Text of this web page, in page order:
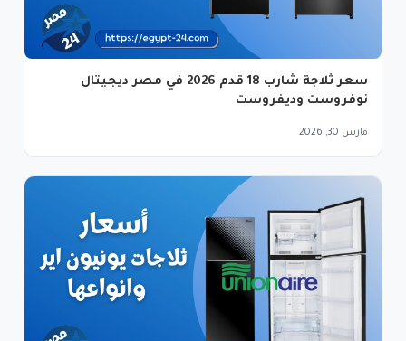
سعر ثلاجة شارب 18 قدم 2026 في مصر ديجيتال
نوفروست وديفروست
مارس 30, 2026